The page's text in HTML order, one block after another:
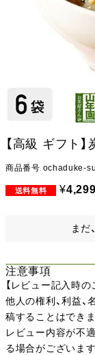
【高級 ギフト
商品番号 ochaduke-
¥
まだ
注意事項
【レビュー記入時の
他人の権利、利益
稿することはでき
レビュー内容が不
る場合がございます